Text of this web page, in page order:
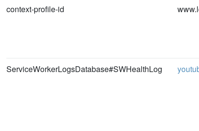
context-profile-id
ServiceWorkerLogsDatabase#SWHealthLog